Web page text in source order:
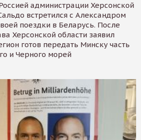
администрации Херсонской
встретился с Александром
поездки в Беларусь. После
Херсонской области заявил
готов передать Минску часть
и Черного морей